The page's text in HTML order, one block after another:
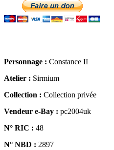
Personnage : Constance II
Atelier : Sirmium
Collection : Collection privée
Vendeur e-Bay : pc2004uk
N° RIC : 48
N° NBD : 2897